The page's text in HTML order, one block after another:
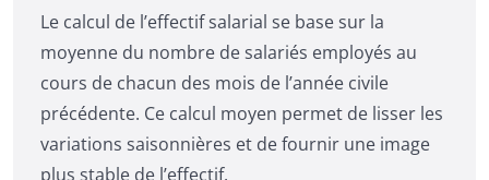
Le calcul de l’effectif salarial se base sur la
moyenne du nombre de salariés employés au
cours de chacun des mois de l’année civile
précédente. Ce calcul moyen permet de lisser les
variations saisonnières et de fournir une image
plus stable de l’effectif.